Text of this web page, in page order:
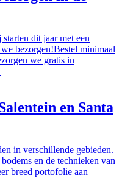
dit jaar met een
bezorgen!Bestel minimaal
we gratis in
en Santa
in verschillende gebieden.
en de technieken van
breed portofolie aan